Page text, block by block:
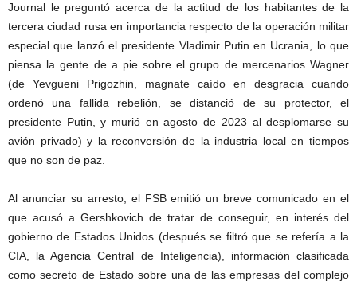
Journal le preguntó acerca de la actitud de los habitantes de la
tercera ciudad rusa en importancia respecto de la operación militar
especial que lanzó el presidente Vladimir Putin en Ucrania, lo que
piensa la gente de a pie sobre el grupo de mercenarios Wagner
(de Yevgueni Prigozhin, magnate caído en desgracia cuando
ordenó una fallida rebelión, se distanció de su protector, el
presidente Putin, y murió en agosto de 2023 al desplomarse su
avión privado) y la reconversión de la industria local en tiempos
que no son de paz.
Al anunciar su arresto, el FSB emitió un breve comunicado en el
que acusó a Gershkovich de tratar de conseguir, en interés del
gobierno de Estados Unidos (después se filtró que se refería a la
CIA, la Agencia Central de Inteligencia), información clasificada
como secreto de Estado sobre una de las empresas del complejo